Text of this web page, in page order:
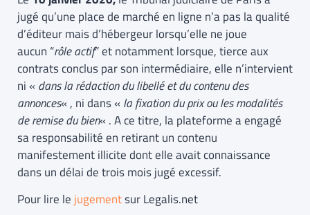
jugé qu’une place de marché en ligne n’a pas la qualité
d’éditeur mais d’hébergeur lorsqu’elle ne joue
aucun “rôle actif” et notamment lorsque, tierce aux
contrats conclus par son intermédiaire, elle n’intervient
ni « dans la rédaction du libellé et du contenu des
annonces« , ni dans « la fixation du prix ou les modalités
de remise du bien« . A ce titre, la plateforme a engagé
sa responsabilité en retirant un contenu
manifestement illicite dont elle avait connaissance
dans un délai de trois mois jugé excessif.
Pour lire lejugementsur Legalis.net